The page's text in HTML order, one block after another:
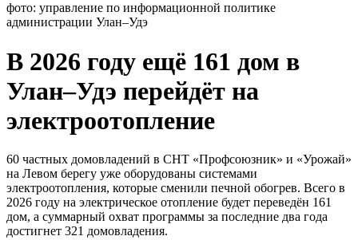
фото: управление по информационной политике
администрации Улан–Удэ
В 2026 году ещё 161 дом в
Улан–Удэ перейдёт на
электроотопление
60 частных домовладений в СНТ «Профсоюзник» и «Урожай»
на Левом берегу уже оборудованы системами
электроотопления, которые сменили печной обогрев. Всего в
2026 году на электрическое отопление будет переведён 161
дом, а суммарный охват программы за последние два года
достигнет 321 домовладения.